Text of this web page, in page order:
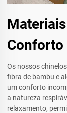
Conforto
Os nossos
fibra de bambu e
um conforto
a natureza
relaxamento,